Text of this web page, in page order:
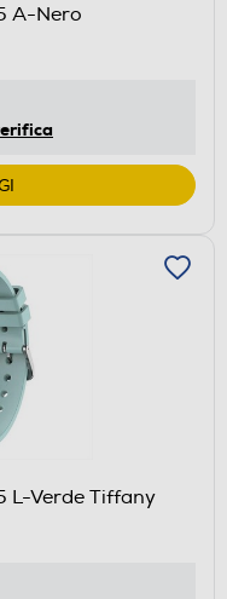
A-Nero
L-Verde Tiffany